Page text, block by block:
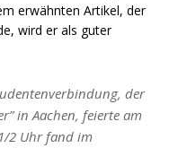
erwähnten Artikel, der
wird er als guter
der
in Aachen, feierte am
2 Uhr fand im